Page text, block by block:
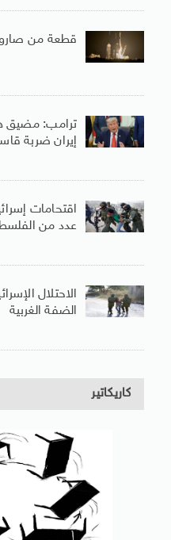
قطعة من
ترامب: مضيق
إيران ضربة
اقتحامات
عدد من
الضفة الغربية
كاريكاتير